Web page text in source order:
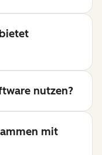
nutzen?
mit